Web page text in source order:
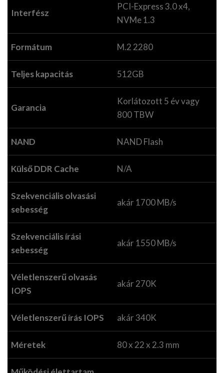
Interfész
PCI-Express 3.0 x4,
NVMe 1.3
Formátum M.2 2280
Teljes kapacitás 512GB
Garancia
Korlátozott 5 év vagy
800 TBW
NAND NAND Flash
Külső DDR Cache N/A
Szekvenciális olvasási
sebesség
akár 1700 MB/s
Szekvenciális írási
sebesség
akár 1550 MB/s
Véletlenszerű olvasás
IOPS
akár 270K
Véletlenszerű írás IOPS akár 340K
Méretek 80 x 22 x 2.3 mm